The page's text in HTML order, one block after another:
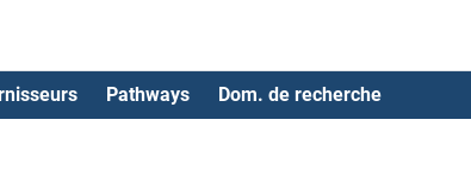
Pathways Dom. de recherche